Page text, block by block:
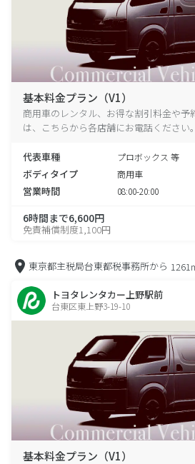
基本料金プラン（V1）
商用車のレンタル、お得な割引料金や予
は、こちらから各店舗にお電話ください。
代表車種 プロボックス 等
ボディタイプ 商用車
営業時間 08:00-20:00
6時間まで6,600円
免責補償制度1,100円
東京都主税局台東都税事務所から
トヨタレンタカー上野駅前
台東区東上野3-19-10
基本料金プラン（V1）